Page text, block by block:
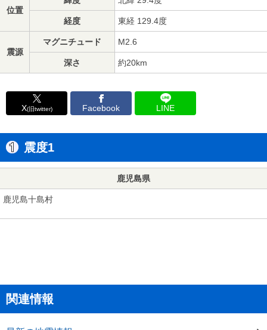
位置
経度 東経 129.4度
震源
マグニチュード M2.6
深さ 約20km
X(旧twitter) Facebook LINE
震度1
鹿児島県
鹿児島十島村
関連情報